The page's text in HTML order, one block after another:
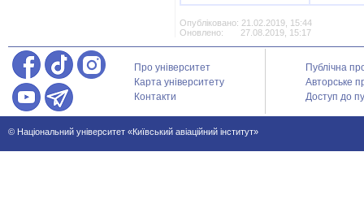
Опубліковано: 21.02.2019, 15:44
Оновлено: 27.08.2019, 15:17
Про університет
Карта університету
Контакти
Публічна
Авторське
Доступ до
© Національний університет «Київський авіаційний інститут»